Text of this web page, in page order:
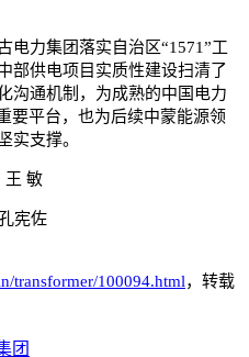
电力集团落实自治区“1571”工
部供电项目实质性建设扫清了
沟通机制，为成熟的中国电力
要平台，也为后续中蒙能源领
实支撑。
王 敏
宪佐
transformer/100094.html，转载
团